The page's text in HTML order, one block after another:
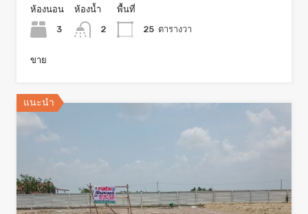
ห้องนอน
3
ห้องน้ำ
2
พื้นที่
25 ตารางวา
ขาย
แนะนำ